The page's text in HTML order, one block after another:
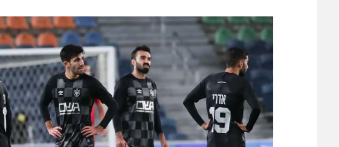
תקנון משתתפים וזוכים בפרסים
תקנון עבור פעילות אלקטרה
תקנון עבור פעילות ספורט 1 – "מרלן"
טניס
גיימינג E-Sports
תנאי שימוש
מדיניות פרטיות
הפועל תל אביב
הפועל חיפה
הפועל באר שבע
מכבי נתניה
בני יהודה
ליגה סינית
ליגה ברזילאית
ליגות נוספות